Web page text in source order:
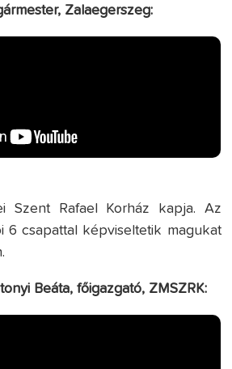
Zalaegerszeg:
Szent Rafael Korház kapja. Az
6 csapattal képviseltetik magukat
Beáta, főigazgató, ZMSZRK: